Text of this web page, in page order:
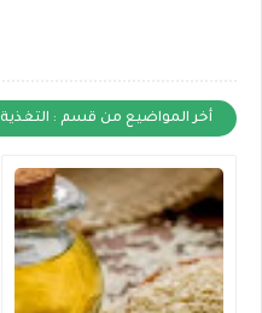
أخر المواضيع من قسم : التغذية